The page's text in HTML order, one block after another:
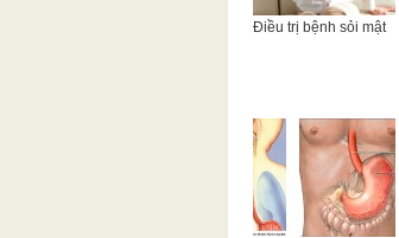
Điều trị bệnh sỏi mật